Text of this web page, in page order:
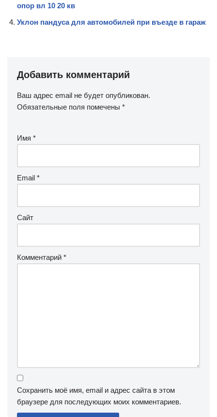
опор вл 10 20 кв
Уклон пандуса для автомобилей при въезде в гараж
Добавить комментарий
Ваш адрес email не будет опубликован.
Обязательные поля помечены *
Имя *
Email *
Сайт
Комментарий *
Сохранить моё имя, email и адрес сайта в этом
браузере для последующих моих комментариев.